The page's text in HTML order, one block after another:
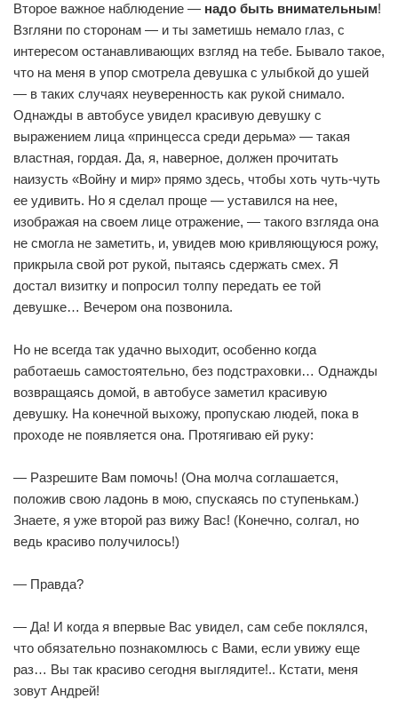
Второе важное наблюдение — надо быть внимательным!
Взгляни по сторонам — и ты заметишь немало глаз, с
интересом останавливающих взгляд на тебе. Бывало такое,
что на меня в упор смотрела девушка с улыбкой до ушей
— в таких случаях неуверенность как рукой снимало.
Однажды в автобусе увидел красивую девушку с
выражением лица «принцесса среди дерьма» — такая
властная, гордая. Да, я, наверное, должен прочитать
наизусть «Войну и мир» прямо здесь, чтобы хоть чуть-чуть
ее удивить. Но я сделал проще — уставился на нее,
изображая на своем лице отражение, — такого взгляда она
не смогла не заметить, и, увидев мою кривляющуюся рожу,
прикрыла свой рот рукой, пытаясь сдержать смех. Я
достал визитку и попросил толпу передать ее той
девушке… Вечером она позвонила.
Но не всегда так удачно выходит, особенно когда
работаешь самостоятельно, без подстраховки… Однажды
возвращаясь домой, в автобусе заметил красивую
девушку. На конечной выхожу, пропускаю людей, пока в
проходе не появляется она. Протягиваю ей руку:
— Разрешите Вам помочь! (Она молча соглашается,
положив свою ладонь в мою, спускаясь по ступенькам.)
Знаете, я уже второй раз вижу Вас! (Конечно, солгал, но
ведь красиво получилось!)
— Правда?
— Да! И когда я впервые Вас увидел, сам себе поклялся,
что обязательно познакомлюсь с Вами, если увижу еще
раз… Вы так красиво сегодня выглядите!.. Кстати, меня
зовут Андрей!